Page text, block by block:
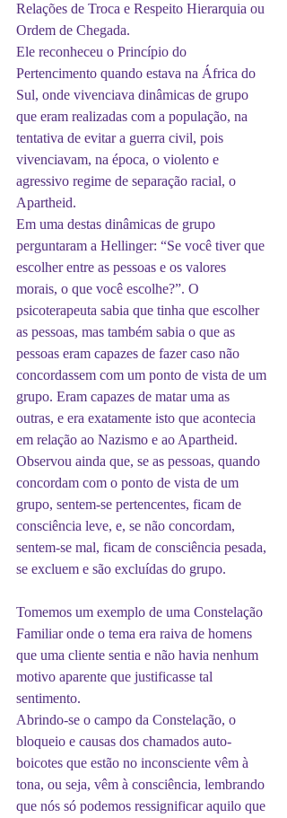
Relações de Troca e Respeito Hierarquia ou
Ordem de Chegada.
Ele reconheceu o Princípio do
Pertencimento quando estava na África do
Sul, onde vivenciava dinâmicas de grupo
que eram realizadas com a população, na
tentativa de evitar a guerra civil, pois
vivenciavam, na época, o violento e
agressivo regime de separação racial, o
Apartheid.
Em uma destas dinâmicas de grupo
perguntaram a Hellinger: “Se você tiver que
escolher entre as pessoas e os valores
morais, o que você escolhe?”. O
psicoterapeuta sabia que tinha que escolher
as pessoas, mas também sabia o que as
pessoas eram capazes de fazer caso não
concordassem com um ponto de vista de um
grupo. Eram capazes de matar uma as
outras, e era exatamente isto que acontecia
em relação ao Nazismo e ao Apartheid.
Observou ainda que, se as pessoas, quando
concordam com o ponto de vista de um
grupo, sentem-se pertencentes, ficam de
consciência leve, e, se não concordam,
sentem-se mal, ficam de consciência pesada,
se excluem e são excluídas do grupo.
Tomemos um exemplo de uma Constelação
Familiar onde o tema era raiva de homens
que uma cliente sentia e não havia nenhum
motivo aparente que justificasse tal
sentimento.
Abrindo-se o campo da Constelação, o
bloqueio e causas dos chamados auto-
boicotes que estão no inconsciente vêm à
tona, ou seja, vêm à consciência, lembrando
que nós só podemos ressignificar aquilo que